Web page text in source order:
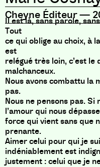
Cheyne Éditeur—
Il est là, sans parole,
Tout
ce qui oblige au choix, à
est
relégué très loin, c’est
malchanceux.
Nous avons combattu la
pas.
Nous ne pensons pas. Si
l’amour qui nous
force qui vient sans que
prenante.
Aimer celui pour qui je
indéniablement est
justement : celui que je